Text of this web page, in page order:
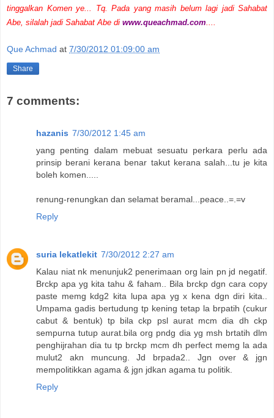
tinggalkan Komen ye... Tq. Pada yang masih belum lagi jadi Sahabat
Abe, silalah jadi Sahabat Abe di www.queachmad.com
Que Achmad at 7/30/2012 01:09:00 am
Share
7 comments:
hazanis 7/30/2012 1:45 am
yang penting dalam mebuat sesuatu perkara perlu ada
prinsip berani kerana benar takut kerana salah...tu je kita
boleh komen.....
renung-renungkan dan selamat beramal...peace..=.=v
Reply
suria lekatlekit 7/30/2012 2:27 am
Kalau niat nk menunjuk2 penerimaan org lain pn jd negatif.
Brckp apa yg kita tahu & faham.. Bila brckp dgn cara copy
paste memg kdg2 kita lupa apa yg x kena dgn diri kita..
Umpama gadis bertudung tp kening tetap la brpatih (cukur
cabut & bentuk) tp bila ckp psl aurat mcm dia dh ckp
sempurna tutup aurat.bila org pndg dia yg msh brtatih dlm
penghijrahan dia tu tp brckp mcm dh perfect memg la ada
mulut2 akn muncung. Jd brpada2.. Jgn over & jgn
mempolitikkan agama & jgn jdkan agama tu politik.
Reply